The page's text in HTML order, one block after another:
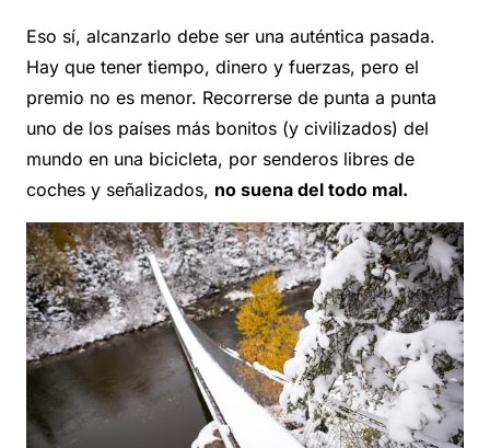
Eso sí, alcanzarlo debe ser una auténtica pasada.
Hay que tener tiempo, dinero y fuerzas, pero el
premio no es menor. Recorrerse de punta a punta
uno de los países más bonitos (y civilizados) del
mundo en una bicicleta, por senderos libres de
coches y señalizados, no suena del todo mal.